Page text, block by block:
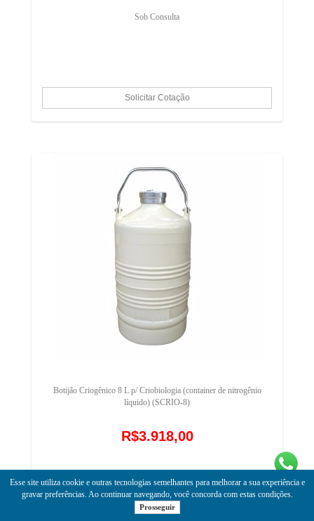
Esse site utiliza cookie e outras tecnologias semelhantes para melhorar a sua experiência e
gravar preferências. Ao continuar navegando, você concorda com estas condições.
Prosseguir
Sob Consulta
Botijão Criogênico 8 L p/ Criobiologia (container de nitrogênio
líquido) (SCRIO-8)
R$3.918,00